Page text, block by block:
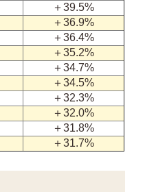
＋39.5%
＋36.9%
＋36.4%
＋35.2%
＋34.7%
＋34.5%
＋32.3%
＋32.0%
＋31.8%
＋31.7%